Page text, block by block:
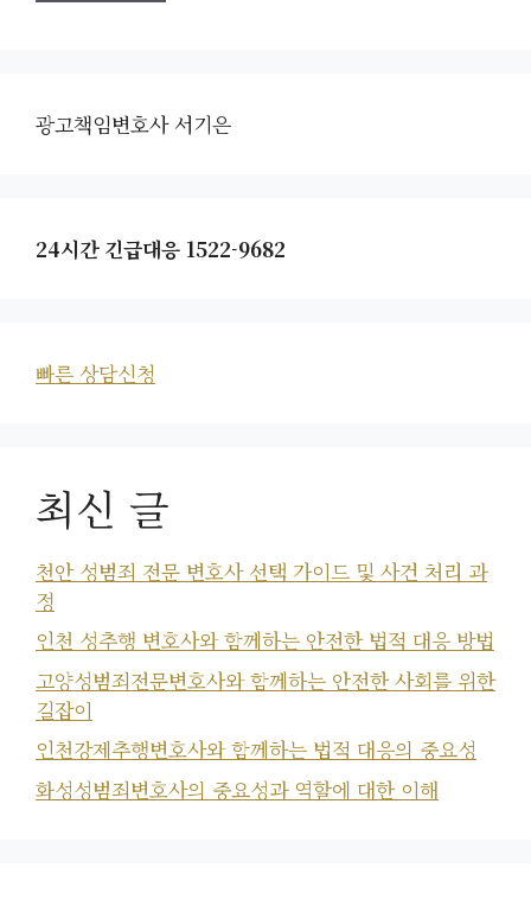
광고책임변호사 서기은
24시간 긴급대응 1522-9682
빠른 상담신청
최신 글
천안 성범죄 전문 변호사 선택 가이드 및 사건 처리 과
정
인천 성추행 변호사와 함께하는 안전한 법적 대응 방법
고양성범죄전문변호사와 함께하는 안전한 사회를 위한
길잡이
인천강제추행변호사와 함께하는 법적 대응의 중요성
화성성범죄변호사의 중요성과 역할에 대한 이해